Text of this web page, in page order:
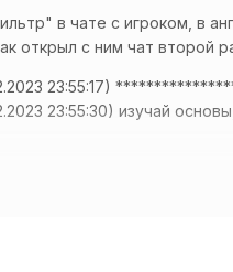
в чате с игроком, в
открыл с ним чат второй
23:55:17)
23:55:30) изучай
что у них на ютуб